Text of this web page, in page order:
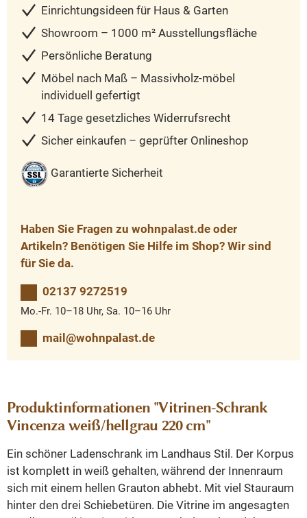
Einrichtungsideen für Haus & Garten
Showroom – 1000 m² Ausstellungsfläche
Persönliche Beratung
Möbel nach Maß – Massivholz-möbel
individuell gefertigt
14 Tage gesetzliches Widerrufsrecht
Sicher einkaufen – geprüfter Onlineshop
Garantierte Sicherheit
Haben Sie Fragen zu wohnpalast.de oder
Artikeln? Benötigen Sie Hilfe im Shop? Wir sind
für Sie da.
02137 9272519
Mo.-Fr. 10–18 Uhr, Sa. 10–16 Uhr
mail@wohnpalast.de
Produktinformationen "Vitrinen-Schrank
Vincenza weiß/hellgrau 220 cm"
Ein schöner Ladenschrank im Landhaus Stil. Der Korpus
ist komplett in weiß gehalten, während der Innenraum
sich mit einem hellen Grauton abhebt. Mit viel Stauraum
hinter den drei Schiebetüren. Die Vitrine im angesagten